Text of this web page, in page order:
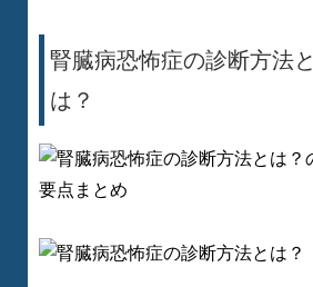
腎臓病恐怖症の診断方法と
は？